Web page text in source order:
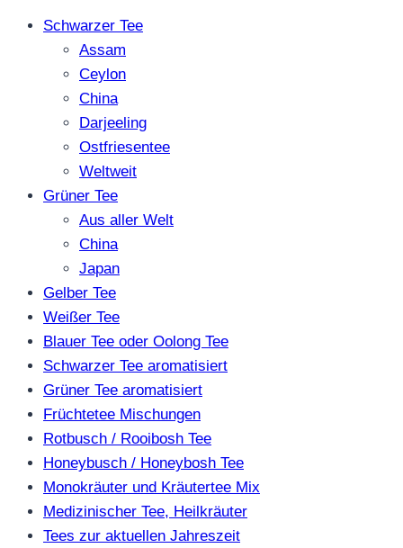
Schwarzer Tee
Assam
Ceylon
China
Darjeeling
Ostfriesentee
Weltweit
Grüner Tee
Aus aller Welt
China
Japan
Gelber Tee
Weißer Tee
Blauer Tee oder Oolong Tee
Schwarzer Tee aromatisiert
Grüner Tee aromatisiert
Früchtetee Mischungen
Rotbusch / Rooibosh Tee
Honeybusch / Honeybosh Tee
Monokräuter und Kräutertee Mix
Medizinischer Tee, Heilkräuter
Tees zur aktuellen Jahreszeit